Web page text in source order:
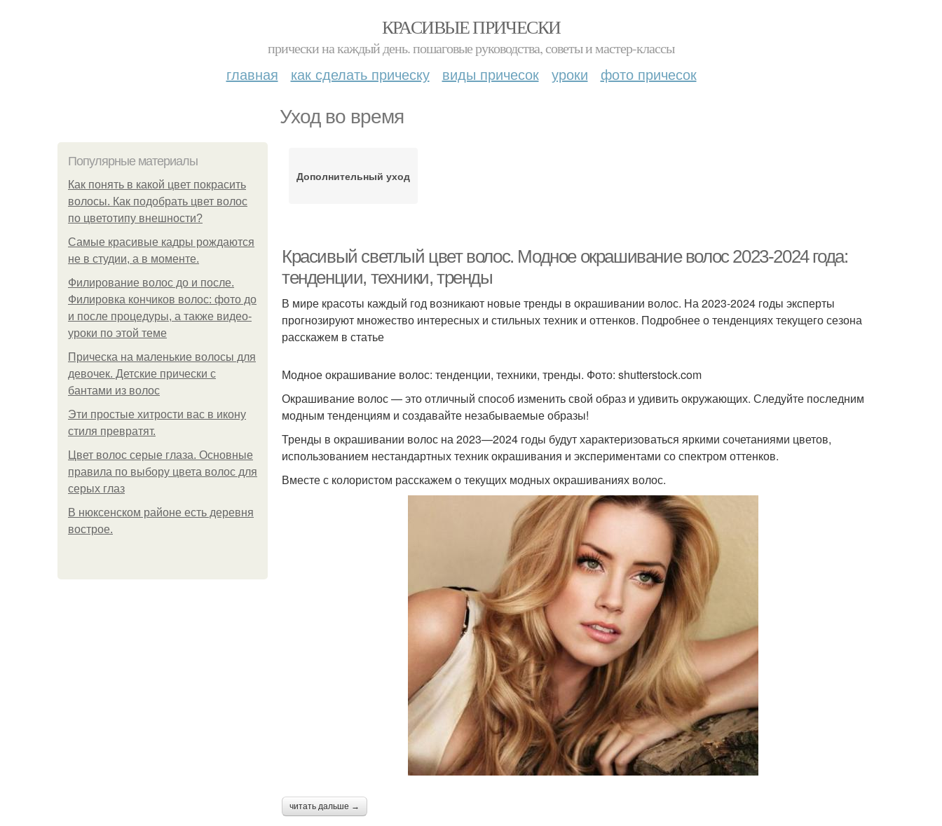
КРАСИВЫЕ ПРИЧЕСКИ
прически на каждый день. пошаговые руководства, советы и мастер-классы
главная как сделать прическу виды причесок уроки фото причесок
Уход во время
Популярные материалы
Как понять в какой цвет покрасить
волосы. Как подобрать цвет волос
по цветотипу внешности?
Самые красивые кадры рождаются
не в студии, а в моменте.
Филирование волос до и после.
Филировка кончиков волос: фото до
и после процедуры, а также видео-
уроки по этой теме
Прическа на маленькие волосы для
девочек. Детские прически с
бантами из волос
Эти простые хитрости вас в икону
стиля превратят.
Цвет волос серые глаза. Основные
правила по выбору цвета волос для
серых глаз
В нюксенском районе есть деревня
вострое.
Дополнительный уход
Красивый светлый цвет волос. Модное окрашивание волос 2023-2024 года:
тенденции, техники, тренды
В мире красоты каждый год возникают новые тренды в окрашивании волос. На 2023-2024 годы эксперты
прогнозируют множество интересных и стильных техник и оттенков. Подробнее о тенденциях текущего сезона
расскажем в статье
Модное окрашивание волос: тенденции, техники, тренды. Фото: shutterstock.com
Окрашивание волос — это отличный способ изменить свой образ и удивить окружающих. Следуйте последним
модным тенденциям и создавайте незабываемые образы!
Тренды в окрашивании волос на 2023—2024 годы будут характеризоваться яркими сочетаниями цветов,
использованием нестандартных техник окрашивания и экспериментами со спектром оттенков.
Вместе с колористом расскажем о текущих модных окрашиваниях волос.
читать дальше →